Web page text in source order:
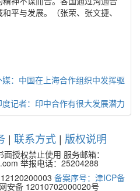
平与发展。（张荣、张文捷、
媒：中国在上海合作组织中发挥驱
度记者：印中合作有很大发展潜力
| 联系方式| 版权说明
授权禁止使用 服务邮箱：
举报电话：25204288
备案序号：津ICP备
安备 12010702000020号